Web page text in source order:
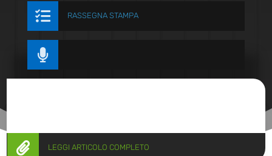
 RASSEGNA STAMPA

 LEGGI ARTICOLO COMPLETO